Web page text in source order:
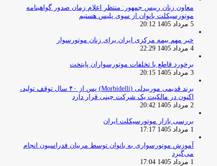
معاون زنان رییس جمهور: منتظر اعلام زمان صدور گواهینامه
موتورسیکلت بانوان از سوی پلیس هستیم
5 مرداد 1405 20:12
خبر مهم بیمه مرکزی ایران برای زنان موتورسوار
4 مرداد 1405 22:29
برخورد قاطع با تخلفات موتورسواران پایتخت
3 مرداد 1405 20:15
برند قدیمی موربیدلی (Morbidelli) پس از ۴۰ سال توقف تولید،
اکنون در مالکیت یک شرکت چینی قرار دارد
2 مرداد 1405 20:42
بررسی بازار موتورسیکلت ایران
1 مرداد 1405 17:17
آموزش موتورسواری به بانوان توسط مربیان فدراسیون انجام
می‌گیرد
1 مرداد 1405 17:04